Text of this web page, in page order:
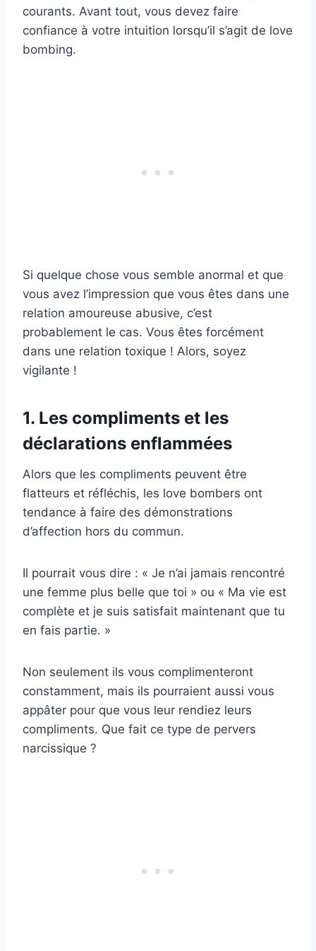
courants. Avant tout, vous devez faire
confiance à votre intuition lorsqu’il s’agit de love
bombing.
Si quelque chose vous semble anormal et que
vous avez l’impression que vous êtes dans une
relation amoureuse abusive, c’est
probablement le cas. Vous êtes forcément
dans une relation toxique ! Alors, soyez
vigilante !
1. Les compliments et les
déclarations enflammées
Alors que les compliments peuvent être
flatteurs et réfléchis, les love bombers ont
tendance à faire des démonstrations
d’affection hors du commun.
Il pourrait vous dire : « Je n’ai jamais rencontré
une femme plus belle que toi » ou « Ma vie est
complète et je suis satisfait maintenant que tu
en fais partie. »
Non seulement ils vous complimenteront
constamment, mais ils pourraient aussi vous
appâter pour que vous leur rendiez leurs
compliments. Que fait ce type de pervers
narcissique ?